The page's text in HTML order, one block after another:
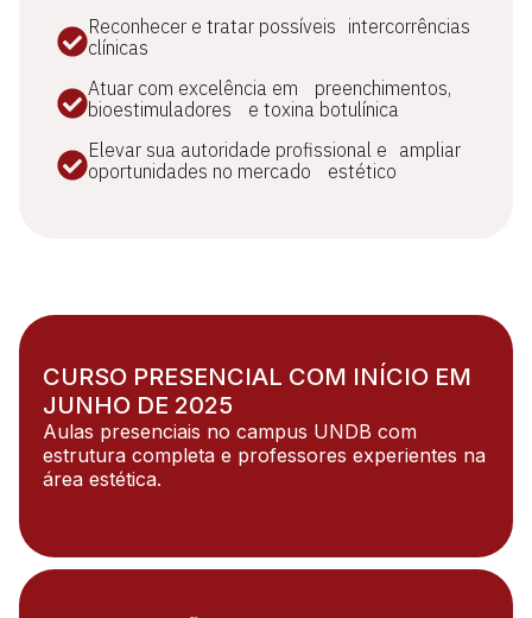
Reconhecer e tratar possíveis intercorrências
clínicas
Atuar com excelência em preenchimentos,
bioestimuladores e toxina botulínica
Elevar sua autoridade profissional e ampliar
oportunidades no mercado estético
CURSO PRESENCIAL COM INÍCIO EM
JUNHO DE 2025
Aulas presenciais no campus UNDB com
estrutura completa e professores experientes na
área estética.